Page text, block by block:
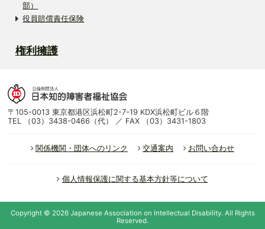
部）
役員賠償責任保険
権利擁護
〒105-0013 東京都港区浜松町2-7-19 KDX浜松町ビル６階
TEL （03）3438-0466（代） ／ FAX （03）3431-1803
関係機関・団体へのリンク 交通案内 お問い合わせ
個人情報保護に関する基本方針等について
Copyright © 2026 Japanese Association on Intellectual Disability.All Rights
Reserved.